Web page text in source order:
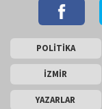
POLİTİKA
İZMİR
YAZARLAR